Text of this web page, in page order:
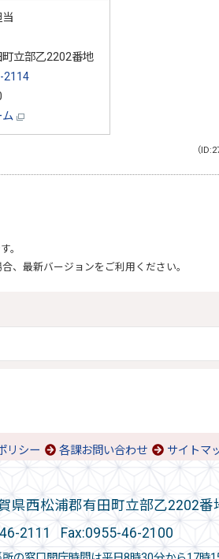
立部乙2202番地
2114
ム
（
。
、最新バージョンをご利用ください。
リシー 各課お問い合わせ サイトマ
県西松浦郡有田町立部乙2202番
2111 Fax:0955-46-2100